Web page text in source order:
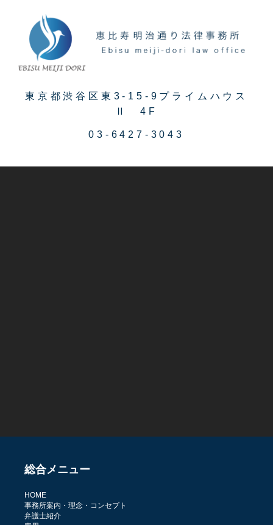
東京都渋谷区東3-15-9プライムハウス
Ⅱ 4F
03-6427-3043
総合メニュー
HOME
事務所案内・理念・コンセプト
弁護士紹介